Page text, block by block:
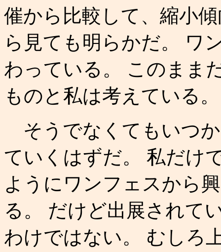
催から比較して、縮小
ら見ても明らかだ。 ワ
わっている。 このまま
ものと私は考えている。
そうでなくてもいつ
ていくはずだ。 私だけ
ようにワンフェスから
る。 だけど出展されて
わけではない。 むしろ